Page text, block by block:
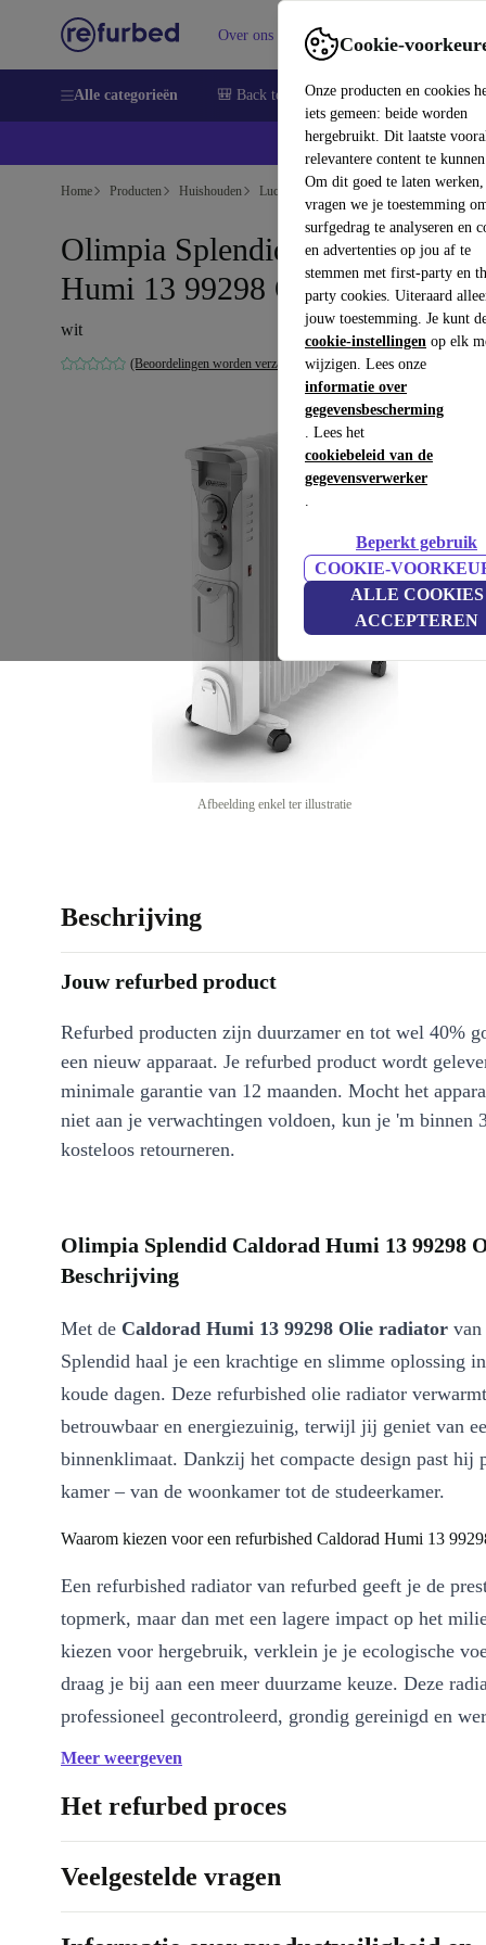
Cookie-
Onze producten en cookies
iets gemeen: beide worden
hergebruikt. Dit laatste
relevantere content te
Om dit goed te laten werken,
vragen we je toestemming
surfgedrag te analyseren en
en advertenties op jou af te
stemmen met first-party en
party cookies. Uiteraard
jouw toestemming. Je kunt
cookie-instellingen op elk
wijzigen. Lees onze
informatie over
gegevensbescherming
. Lees het
cookiebeleid van de
gegevensverwerker
.
Beperkt gebruik
COOKIE-
ALLE COOKIES
ACCEPTEREN
Over ons Verkopen Support
Alle categorieën 🎒 Back to school Smartphones
Home Producten Huishouden Luchtreinigers & seizoensgebonden
Olimpia Splendid Caldorad
Humi 13 99298 Olie radiator
wit
(Beoordelingen worden verzameld)
Afbeelding enkel ter illustratie
Beschrijving
Jouw refurbed product
Refurbed producten zijn duurzamer en tot wel 40%
een nieuw apparaat. Je refurbed product wordt
minimale garantie van 12 maanden. Mocht het
niet aan je verwachtingen voldoen, kun je 'm binnen
kosteloos retourneren.
Olimpia Splendid Caldorad Humi 13 99298
Beschrijving
Met de Caldorad Humi 13 99298 Olie radiator
Splendid haal je een krachtige en slimme oplossing
koude dagen. Deze refurbished olie radiator
betrouwbaar en energiezuinig, terwijl jij geniet van
binnenklimaat. Dankzij het compacte design past hij
kamer – van de woonkamer tot de studeerkamer.
Waarom kiezen voor een refurbished Caldorad Humi 13
Een refurbished radiator van refurbed geeft je de
topmerk, maar dan met een lagere impact op het
kiezen voor hergebruik, verklein je je ecologische
draag je bij aan een meer duurzame keuze. Deze
professioneel gecontroleerd, grondig gereinigd en
betrouwbaarheid gegarandeerd.
Belangrijkste voordelen op een rij:
Slimme bevochtiging:Dankzij het ingebouwde
Meer weergeven
Het refurbed proces
Veelgestelde vragen